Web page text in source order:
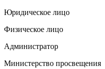
Юридическое лицо
Физическое лицо
Администратор
Министерство просвещения